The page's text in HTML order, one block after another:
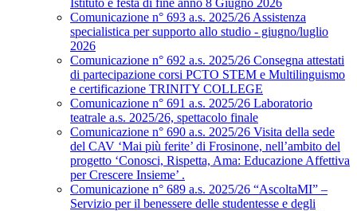
Istituto e festa di fine anno 8 Giugno 2026
Comunicazione n° 693 a.s. 2025/26 Assistenza
specialistica per supporto allo studio - giugno/luglio
2026
Comunicazione n° 692 a.s. 2025/26 Consegna attestati
di partecipazione corsi PCTO STEM e Multilinguismo
e certificazione TRINITY COLLEGE
Comunicazione n° 691 a.s. 2025/26 Laboratorio
teatrale a.s. 2025/26, spettacolo finale
Comunicazione n° 690 a.s. 2025/26 Visita della sede
del CAV ‘Mai più ferite’ di Frosinone, nell’ambito del
progetto ‘Conosci, Rispetta, Ama: Educazione Affettiva
per Crescere Insieme’ .
Comunicazione n° 689 a.s. 2025/26 “AscoltaMI” –
Servizio per il benessere delle studentesse e degli